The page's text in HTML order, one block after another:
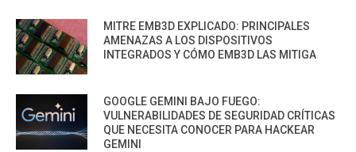
MITRE EMB3D EXPLICADO: PRINCIPALES
AMENAZAS A LOS DISPOSITIVOS
INTEGRADOS Y CÓMO EMB3D LAS MITIGA
GOOGLE GEMINI BAJO FUEGO:
VULNERABILIDADES DE SEGURIDAD CRÍTICAS
QUE NECESITA CONOCER PARA HACKEAR
GEMINI